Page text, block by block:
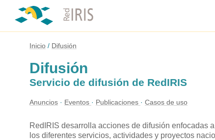
Inicio Difusión
Difusión
Servicio de difusión de RedIRIS
Anuncios Eventos Publicaciones Casos de uso
RedIRIS desarrolla acciones de difusión enfocadas
los diferentes servicios, actividades y proyectos